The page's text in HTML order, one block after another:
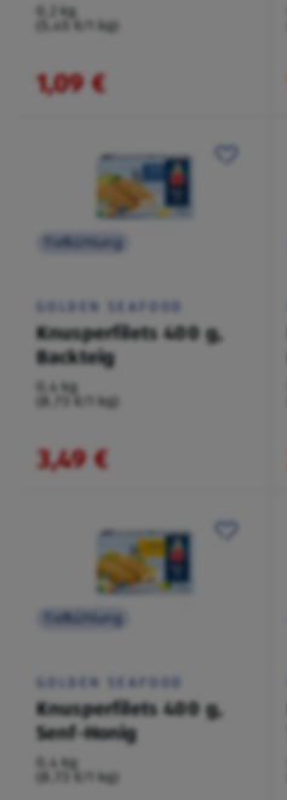
0,2 kg
(5,45 €/1 kg)
1,09 €
Tiefkühlung
GOLDEN SEAFOOD
Knusperfilets 400 g,
Backteig
0,4 kg
(8,73 €/1 kg)
3,49 €
Tiefkühlung
GOLDEN SEAFOOD
Knusperfilets 400 g,
Senf-Honig
0,4 kg
(8,73 €/1 kg)